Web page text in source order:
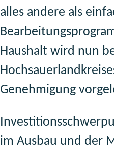
alles andere als
Haushalt wird nun
Genehmigung
im Ausbau und der